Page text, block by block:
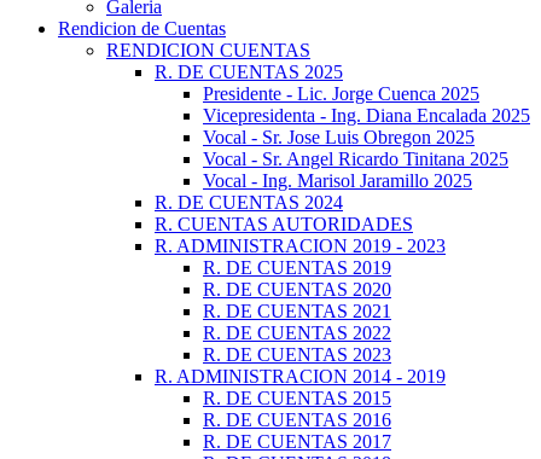
Galeria
Rendicion de Cuentas
RENDICION CUENTAS
R. DE CUENTAS 2025
Presidente - Lic. Jorge Cuenca 2025
Vicepresidenta - Ing. Diana Encalada 2025
Vocal - Sr. Jose Luis Obregon 2025
Vocal - Sr. Angel Ricardo Tinitana 2025
Vocal - Ing. Marisol Jaramillo 2025
R. DE CUENTAS 2024
R. CUENTAS AUTORIDADES
R. ADMINISTRACION 2019 - 2023
R. DE CUENTAS 2019
R. DE CUENTAS 2020
R. DE CUENTAS 2021
R. DE CUENTAS 2022
R. DE CUENTAS 2023
R. ADMINISTRACION 2014 - 2019
R. DE CUENTAS 2015
R. DE CUENTAS 2016
R. DE CUENTAS 2017